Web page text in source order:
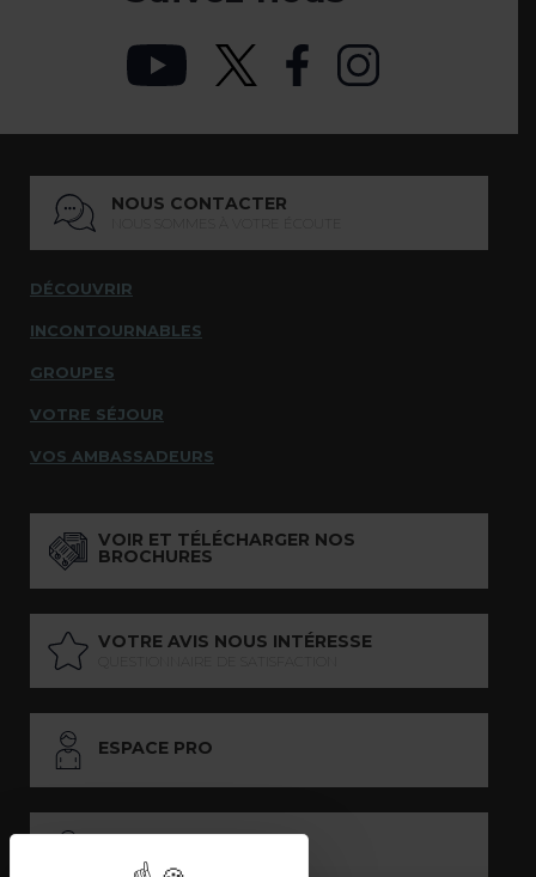
NOUS CONTACTER
DÉCOUVRIR
INCONTOURNABLES
GROUPES
VOTRE SÉJOUR
VOS AMBASSADEURS
VOIR ET TÉLÉCHARGER NOS
BROCHURES
VOTRE AVIS NOUS INTÉRESSE
ESPACE PRO